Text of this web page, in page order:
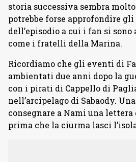
storia successiva sembra
potrebbe forse approfondire
dell’episodio a cui i fan si
come i fratelli della Marina.
Ricordiamo che gli eventi di
ambientati due anni dopo la
con i pirati di Cappello di
nell’arcipelago di Sabaody.
consegnare a Nami una
prima che la ciurma lasci